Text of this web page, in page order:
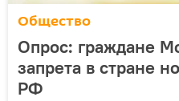
Общество
Опрос: граждане
запрета в стране
РФ